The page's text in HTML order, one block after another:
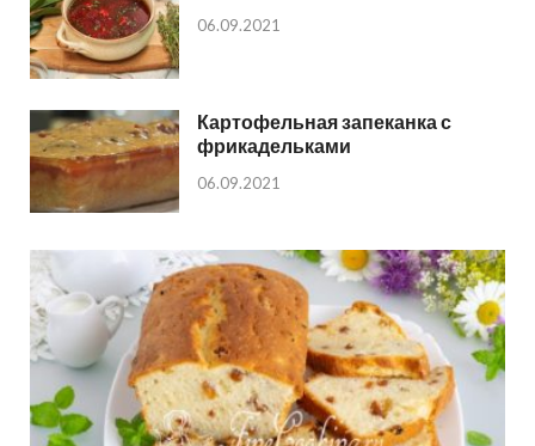
06.09.2021
Картофельная запеканка с
фрикадельками
06.09.2021